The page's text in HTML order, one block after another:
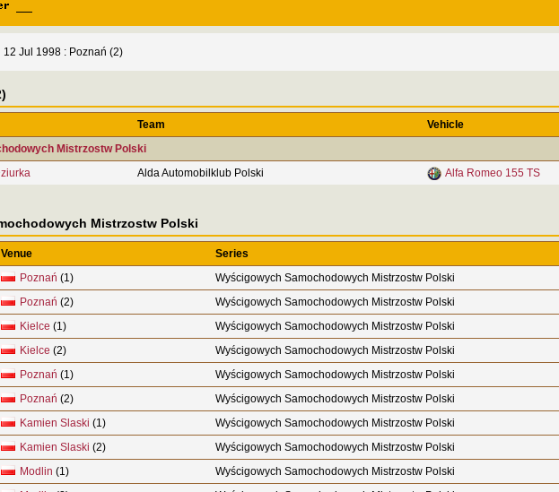
12 Jul 1998 : Poznań (2)
Team
Vehicle
Mistrzostw Polski
Alda Automobilklub Polski Alfa Romeo 155 TS
Mistrzostw Polski
Venue
Series
Poznań (1)
Wyścigowych Samochodowych Mistrzostw Polski
Poznań (2)
Wyścigowych Samochodowych Mistrzostw Polski
Kielce (1)
Wyścigowych Samochodowych Mistrzostw Polski
Kielce (2)
Wyścigowych Samochodowych Mistrzostw Polski
Poznań (1)
Wyścigowych Samochodowych Mistrzostw Polski
Poznań (2)
Wyścigowych Samochodowych Mistrzostw Polski
Kamien Slaski (1)
Wyścigowych Samochodowych Mistrzostw Polski
Kamien Slaski (2)
Wyścigowych Samochodowych Mistrzostw Polski
Modlin (1)
Wyścigowych Samochodowych Mistrzostw Polski